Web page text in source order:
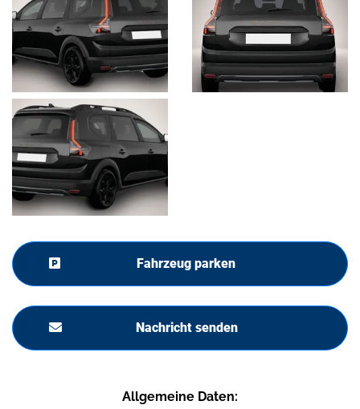
Fahrzeug parken
Nachricht senden
Allgemeine Daten: